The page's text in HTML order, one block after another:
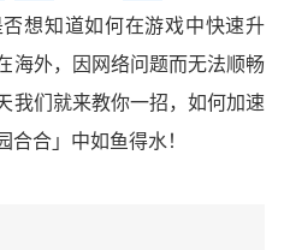
想知道如何在游戏中快速升
海外，因网络问题而无法顺畅
我们就来教你一招，如何加速
合」中如鱼得水！